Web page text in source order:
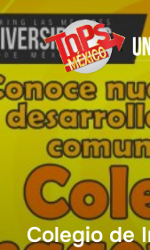
Saltar
al
contenido
Colegio de